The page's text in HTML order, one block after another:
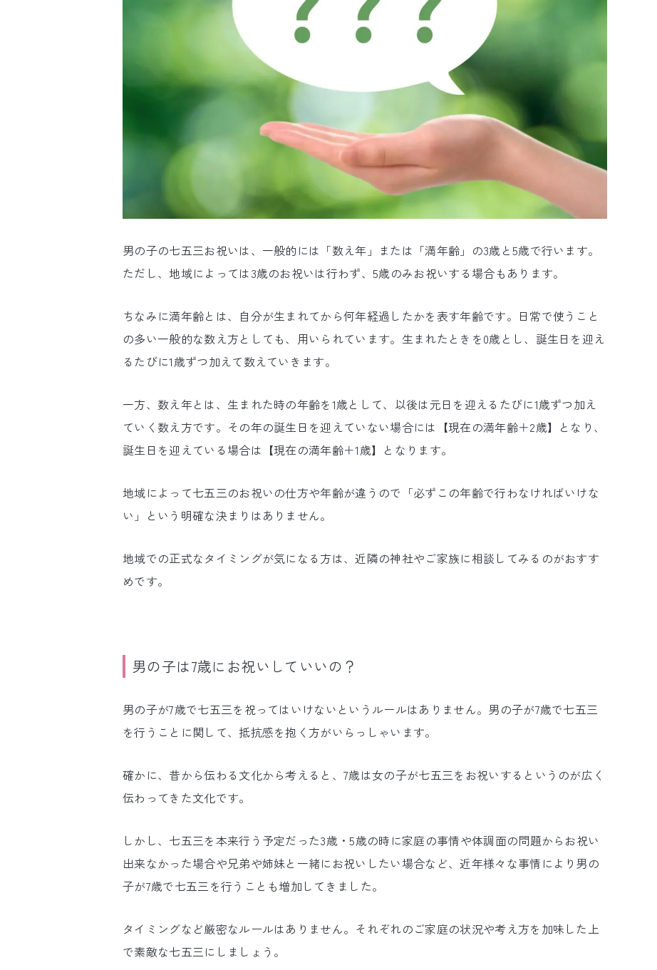
男の子の七五三お祝いは、一般的には「数え年」または「満年齢」の3歳と5歳で行います。
ただし、地域によっては3歳のお祝いは行わず、5歳のみお祝いする場合もあります。
ちなみに満年齢とは、自分が生まれてから何年経過したかを表す年齢です。日常で使うこと
の多い一般的な数え方としても、用いられています。 生まれたときを0歳とし、誕生日を迎え
るたびに1歳ずつ加えて数えていきます。
一方、数え年とは、生まれた時の年齢を1歳として、以後は元日を迎えるたびに1歳ずつ加え
ていく数え方です。その年の誕生日を迎えていない場合には【現在の満年齢＋2歳】となり、
誕生日を迎えている場合は【現在の満年齢＋1歳】となります。
地域によって七五三のお祝いの仕方や年齢が違うので「必ずこの年齢で行わなければいけな
い」という明確な決まりはありません。
地域での正式なタイミングが気になる方は、近隣の神社やご家族に相談してみるのがおすす
めです。
男の子は7歳にお祝いしていいの？
男の子が7歳で七五三を祝ってはいけないというルールはありません。男の子が7歳で七五三
を行うことに関して、抵抗感を抱く方がいらっしゃいます。
確かに、昔から伝わる文化から考えると、7歳は女の子が七五三をお祝いするというのが広く
伝わってきた文化です。
しかし、七五三を本来行う予定だった3歳・5歳の時に家庭の事情や体調面の問題からお祝い
出来なかった場合や兄弟や姉妹と一緒にお祝いしたい場合など、近年様々な事情により男の
子が7歳で七五三を行うことも増加してきました。
タイミングなど厳密なルールはありません。それぞれのご家庭の状況や考え方を加味した上
で素敵な七五三にしましょう。